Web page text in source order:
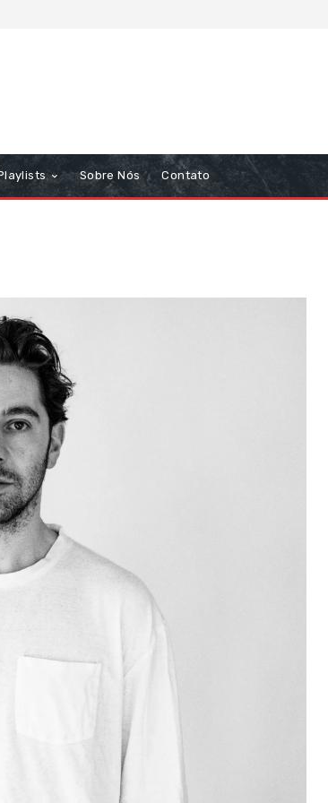
Sobre Nós Contato